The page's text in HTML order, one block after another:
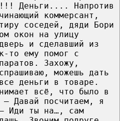
Деньги.... Напротив
коммерсант,
соседей, дяди Бори
окон на улицу
и сделавший из
то ему помог с
Захожу,
можешь дать
деньги в товаре.
всё, что было в
Давай посчитаем, я
Иди ты на…, сам